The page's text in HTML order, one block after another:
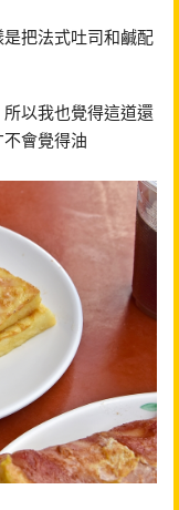
是把法式吐司和鹹配
以我也覺得這道還
會覺得油